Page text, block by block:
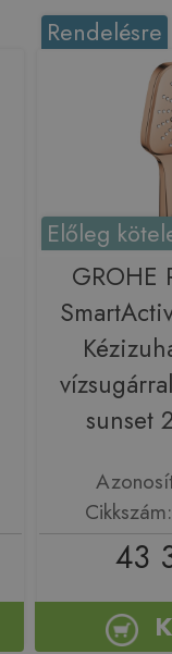
Rendelésre
Előleg
GROHE
sunset
43